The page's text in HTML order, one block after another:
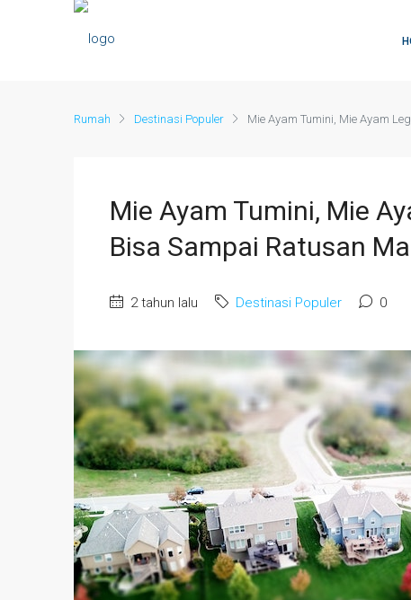
Rumah Destinasi Populer Mie Ayam Tumini, Mie Ayam
Mie Ayam Tumini, Mie
Bisa Sampai Ratusan
2 tahun lalu Destinasi Populer 0